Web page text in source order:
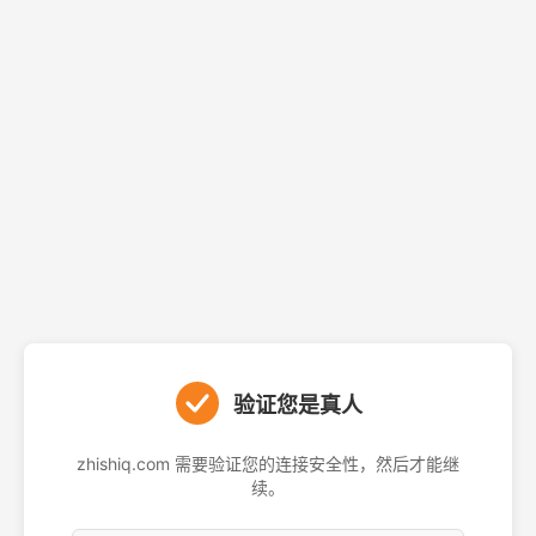
验证您是真人
zhishiq.com 需要验证您的连接安全性，然后才能继
续。